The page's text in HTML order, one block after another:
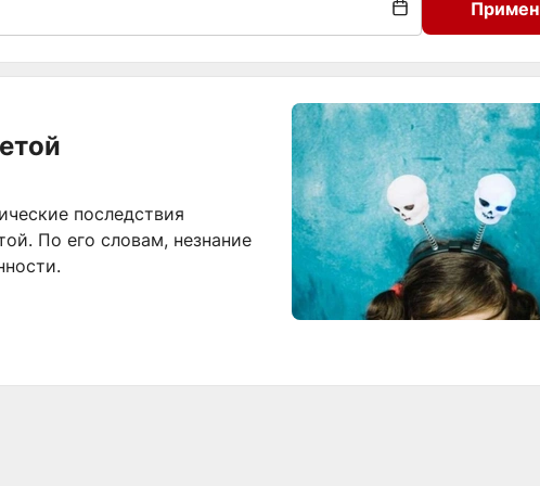
последствия
По его словам, незнание